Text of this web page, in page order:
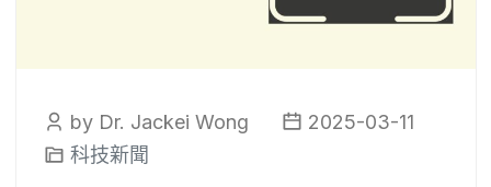
by Dr. Jackei Wong
2025-03-11
科技新聞